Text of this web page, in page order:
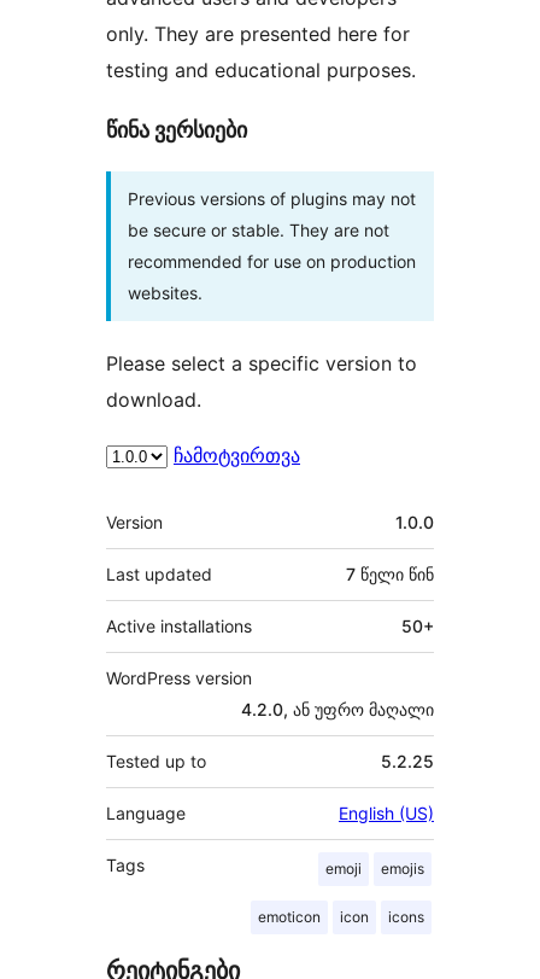
only. They are presented here for
testing and educational purposes.
წინა ვერსიები
Previous versions of plugins may not
be secure or stable. They are not
recommended for use on production
websites.
Please select a specific version to
download.
ჩამოტვირთვა
მეტა
Version 1.0.0
Last updated 7 წელი წინ
Active installations 50+
WordPress version
4.2.0, ან უფრო მაღალი
Tested up to 5.2.25
Language English (US)
Tags emoji emojis
emoticon icon icons
რეიტინგები